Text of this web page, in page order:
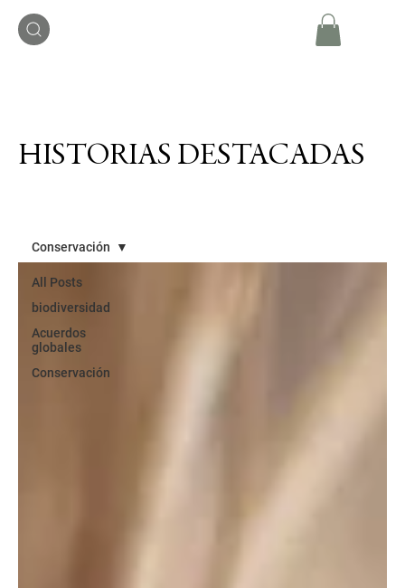
All Posts
biodiversidad
Acuerdos
globales
Conservación
Conservación
HISTORIAS DESTACADAS